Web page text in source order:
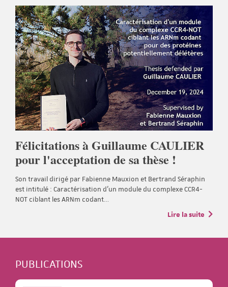
Félicitations à Guillaume CAULIER
pour l'acceptation de sa thèse !
Son travail dirigé par Fabienne Mauxion et Bertrand Séraphin
est intitulé : Caractérisation d'un module du complexe CCR4-
NOT ciblant les ARNm codant…
Lire la suite
PUBLICATIONS